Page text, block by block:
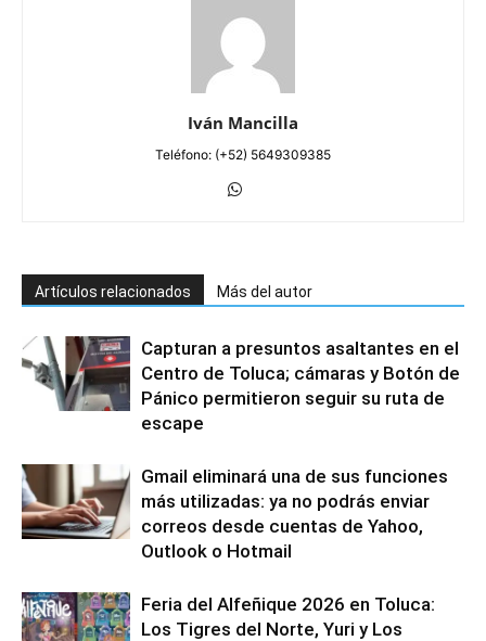
Iván Mancilla
Teléfono: (+52) 5649309385
Artículos relacionados Más del autor
Capturan a presuntos asaltantes en el
Centro de Toluca; cámaras y Botón de
Pánico permitieron seguir su ruta de
escape
Gmail eliminará una de sus funciones
más utilizadas: ya no podrás enviar
correos desde cuentas de Yahoo,
Outlook o Hotmail
Feria del Alfeñique 2026 en Toluca:
Los Tigres del Norte, Yuri y Los